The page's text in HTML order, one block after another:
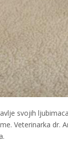
svojih
Veterinarka dr.